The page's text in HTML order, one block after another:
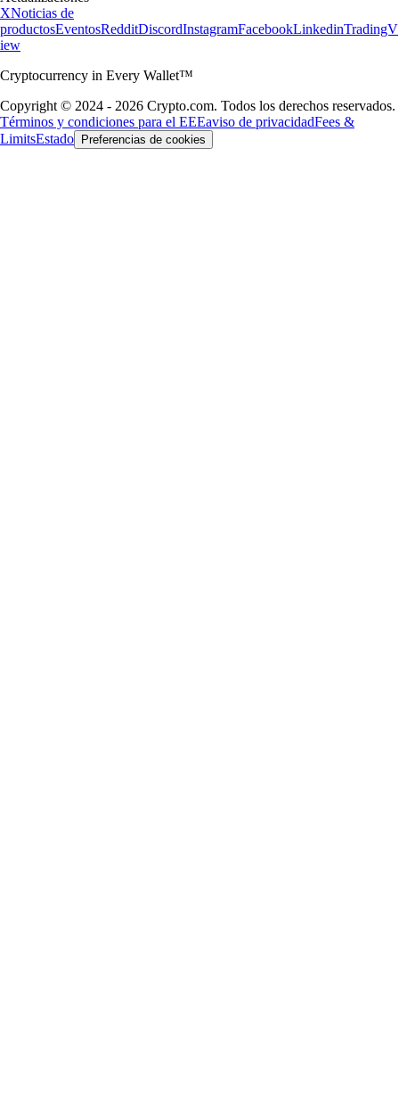
XNoticias de
productosEventosRedditDiscordInstagramFacebookLinkedinTradingV
iew
Cryptocurrency in Every Wallet™
Copyright © 2024 - 2026 Crypto.com. Todos los derechos reservados.
Términos y condiciones para el EEEaviso de privacidadFees &
LimitsEstado Preferencias de cookies